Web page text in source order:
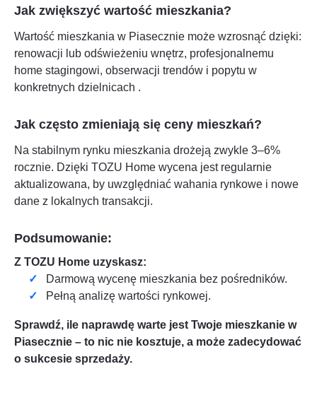
Jak zwiększyć wartość mieszkania?
Wartość mieszkania w Piasecznie może wzrosnąć dzięki:
renowacji lub odświeżeniu wnętrz, profesjonalnemu
home stagingowi, obserwacji trendów i popytu w
konkretnych dzielnicach .
Jak często zmieniają się ceny mieszkań?
Na stabilnym rynku mieszkania drożeją zwykle 3–6%
rocznie. Dzięki TOZU Home wycena jest regularnie
aktualizowana, by uwzględniać wahania rynkowe i nowe
dane z lokalnych transakcji.
Podsumowanie:
Z TOZU Home uzyskasz:
Darmową wycenę mieszkania bez pośredników.
Pełną analizę wartości rynkowej.
Sprawdź, ile naprawdę warte jest Twoje mieszkanie w
Piasecznie – to nic nie kosztuje, a może zadecydować
o sukcesie sprzedaży.